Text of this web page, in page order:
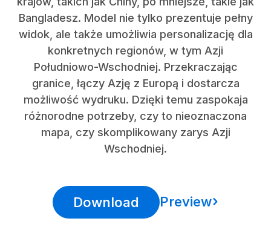
Bangladesz. Model nie tylko prezentuje pełny
widok, ale także umożliwia personalizację dla
konkretnych regionów, w tym Azji
Południowo-Wschodniej. Przekraczając
granice, łączy Azję z Europą i dostarcza
możliwość wydruku. Dzięki temu zaspokaja
różnorodne potrzeby, czy to nieoznaczona
mapa, czy skomplikowany zarys Azji
Wschodniej.
Download Preview